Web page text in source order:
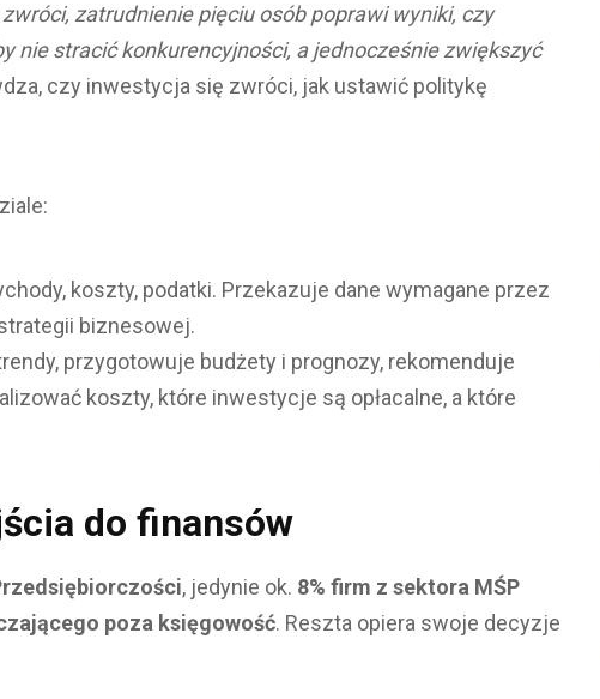
zatrudnienie pięciu osób poprawi wyniki, czy
nie stracić konkurencyjności, a jednocześnie zwiększyć
czy inwestycja się zwróci, jak ustawić politykę
koszty, podatki. Przekazuje dane wymagane przez
biznesowej.
przygotowuje budżety i prognozy, rekomenduje
koszty, które inwestycje są opłacalne, a które
do finansów
, jedynie ok. 8% firm z sektora MŚP
poza księgowość. Reszta opiera swoje decyzje